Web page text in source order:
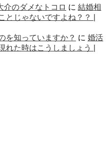
のダメなトコロ に 結婚相
とじゃないですよね？？ |
を知っていますか？ に 婚活
れた時はこうしましょう |